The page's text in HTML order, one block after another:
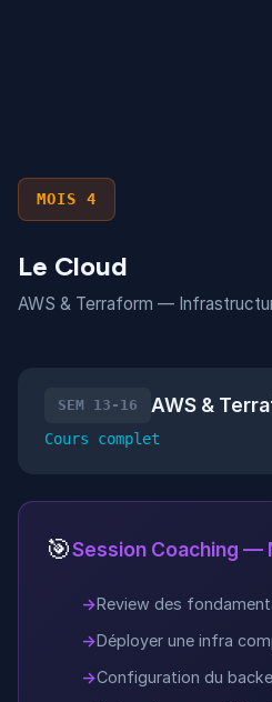
MOIS 4
Le Cloud
AWS & Terraform —
SEM 13-16 AWS &
Cours complet
🎯Session Coaching —
Review des
Déployer une infra
Configuration du